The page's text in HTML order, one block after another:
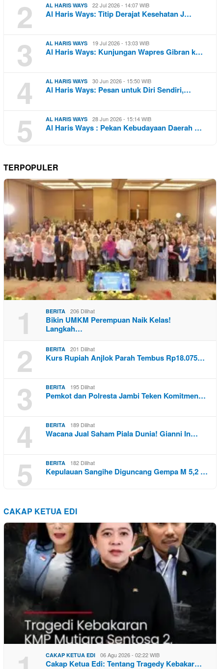
2 AL HARIS WAYS 22 Jul 2026 - 14:07 WIB
Al Haris Ways: Titip Derajat Kesehatan J…
3 AL HARIS WAYS 19 Jul 2026 - 13:03 WIB
Al Haris Ways: Kunjungan Wapres Gibran k…
4 AL HARIS WAYS 30 Jun 2026 - 15:50 WIB
Al Haris Ways: Pesan untuk Diri Sendiri,…
5 AL HARIS WAYS 28 Jun 2026 - 15:14 WIB
Al Haris Ways : Pekan Kebudayaan Daerah …
TERPOPULER
1 BERITA 206 Dilihat
Bikin UMKM Perempuan Naik Kelas!
Langkah…
2 BERITA 201 Dilihat
Kurs Rupiah Anjlok Parah Tembus Rp18.075…
3 BERITA 195 Dilihat
Pemkot dan Polresta Jambi Teken Komitmen…
4 BERITA 189 Dilihat
Wacana Jual Saham Piala Dunia! Gianni In…
5 BERITA 182 Dilihat
Kepulauan Sangihe Diguncang Gempa M 5,2 …
CAKAP KETUA EDI
CAKAP KETUA EDI 06 Agu 2026 - 02:22 WIB
Cakap Ketua Edi: Tentang Tragedy Kebakar…